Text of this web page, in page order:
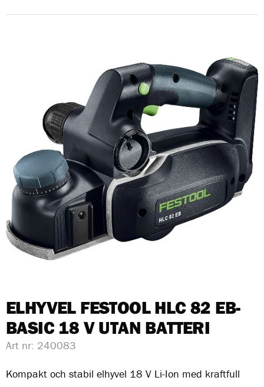
ELHYVEL FESTOOL HLC 82 EB-
BASIC 18 V UTAN BATTERI
Art nr: 240083
Kompakt och stabil elhyvel 18 V Li-Ion med kraftfull